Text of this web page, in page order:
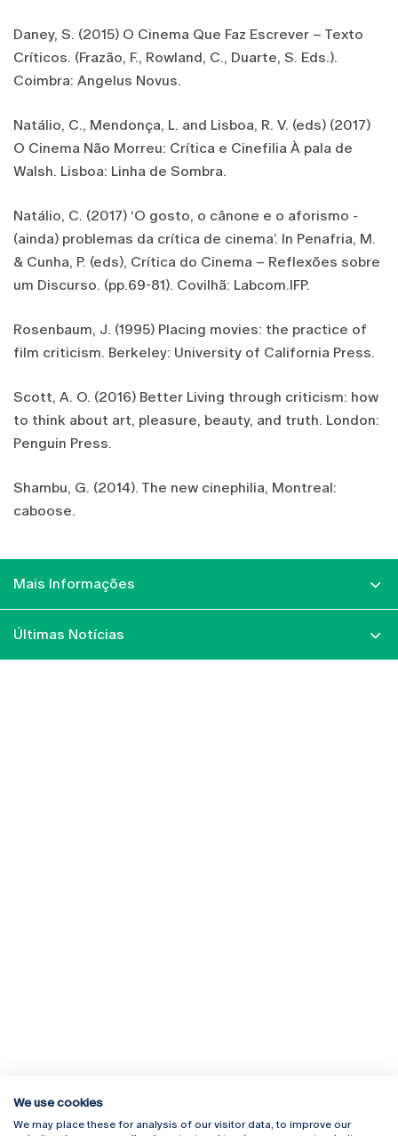
Daney, S. (2015) O Cinema Que Faz Escrever – Texto
Críticos. (Frazão, F., Rowland, C., Duarte, S. Eds.).
Coimbra: Angelus Novus.
Natálio, C., Mendonça, L. and Lisboa, R. V. (eds) (2017)
O Cinema Não Morreu: Crítica e Cinefilia À pala de
Walsh. Lisboa: Linha de Sombra.
Natálio, C. (2017) ‘O gosto, o cânone e o aforismo -
(ainda) problemas da crítica de cinema’. In Penafria, M.
& Cunha, P. (eds), Crítica do Cinema – Reflexões sobre
um Discurso. (pp.69-81). Covilhã: Labcom.IFP.
Rosenbaum, J. (1995) Placing movies: the practice of
film criticism. Berkeley: University of California Press.
Scott, A. O. (2016) Better Living through criticism: how
to think about art, pleasure, beauty, and truth. London:
Penguin Press.
Shambu, G. (2014). The new cinephilia, Montreal:
caboose.
Mais Informações
Últimas Notícias
Rua Diogo Botelho 1327
Campus Online
We use cookies
We may place these for analysis of our visitor data, to improve our